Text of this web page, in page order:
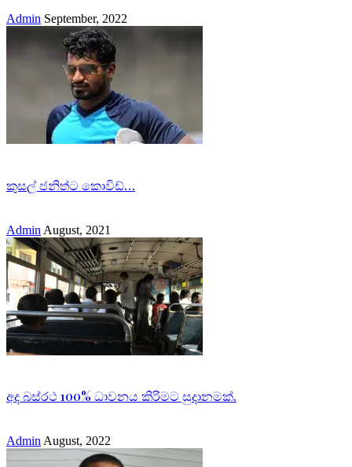
Admin September, 2022
කුසල් ජනිත්ට කොවිඩ්…
Admin August, 2021
අද බස්රථ 100% ධාවනය කිරිමට සුදානමක්.
Admin August, 2022